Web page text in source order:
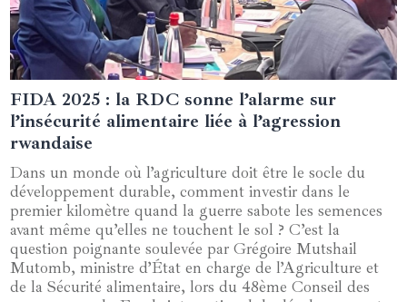
24 février 2025
FIDA 2025 : la RDC sonne l’alarme sur
l’insécurité alimentaire liée à l’agression
rwandaise
Dans un monde où l’agriculture doit être le socle du
développement durable, comment investir dans le
premier kilomètre quand la guerre sabote les semences
avant même qu’elles ne touchent le sol ? C’est la
question poignante soulevée par Grégoire Mutshail
Mutomb, ministre d’État en charge de l’Agriculture et
de la Sécurité alimentaire, lors du 48ème Conseil des